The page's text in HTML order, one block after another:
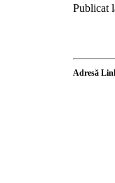
Publicat
Adresă